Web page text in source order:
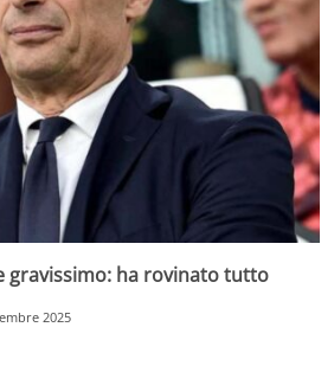
gravissimo: ha rovinato tutto
2025